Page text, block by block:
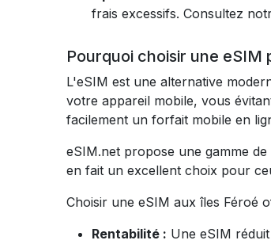
frais excessifs. Consultez
Pourquoi choisir une
L'eSIM est une alternative
votre appareil mobile, vous
facilement un forfait mobile en
eSIM.net propose une gamme
en fait un excellent choix pour
Choisir une eSIM aux îles Féroé
Rentabilité : Une eSIM